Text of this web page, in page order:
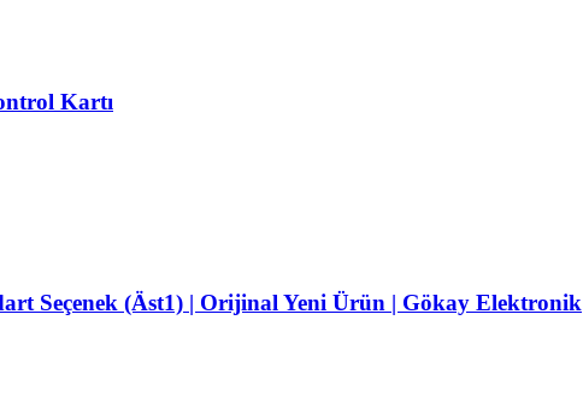
Kartı
Seçenek (Äst1) | Orijinal Yeni Ürün | Gökay Elektronik